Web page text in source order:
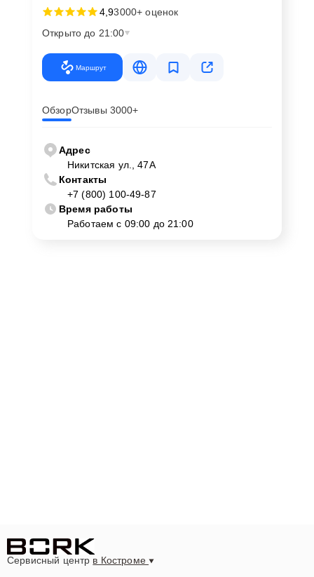
4,93000+ оценок
Открыто до 21:00
Маршрут
ОбзорОтзывы 3000+
Адрес
Никитская ул., 47А
Контакты
+7 (800) 100-49-87
Время работы
Работаем с 09:00 до 21:00
Сервисный центр в Костроме